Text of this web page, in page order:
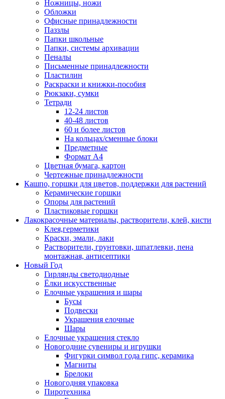
Ножницы, ножи
Обложки
Офисные принадлежности
Паззлы
Папки школьные
Папки, системы архивации
Пеналы
Письменные принадлежности
Пластилин
Раскраски и книжки-пособия
Рюкзаки, сумки
Тетради
12-24 листов
40-48 листов
60 и более листов
На кольцах/сменные блоки
Предметные
Формат А4
Цветная бумага, картон
Чертежные принадлежности
Кашпо, горшки для цветов, поддержки для растений
Керамические горшки
Опоры для растений
Пластиковые горшки
Лакокрасочные материалы, растворители, клей, кисти
Клея,герметики
Краски, эмали, лаки
Растворители, грунтовки, шпатлевки, пена
монтажная, антисептики
Новый Год
Гирлянды светодиодные
Ёлки искусственные
Елочные украшения и шары
Бусы
Подвески
Украшения елочные
Шары
Елочные украшения стекло
Новогодние сувениры и игрушки
Фигурки символ года гипс, керамика
Магниты
Брелоки
Новогодняя упаковка
Пиротехника